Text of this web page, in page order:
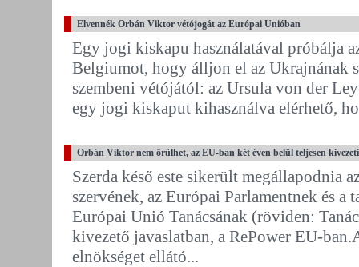
Elvennék Orbán Viktor vétójogát az Európai Unióban
Egy jogi kiskapu használatával próbálja
Belgiumot, hogy álljon el az Ukrajnának
szembeni vétójától: az Ursula von der
egy jogi kiskaput kihasználva elérhető,
Orbán Viktor nem örülhet, az EU-ban két éven belül teljesen
Szerda késő este sikerült megállapodnia
szervének, az Európai Parlamentnek és
Európai Unió Tanácsának (röviden:
kivezető javaslatban, a RePower EU-
elnökséget ellátó...